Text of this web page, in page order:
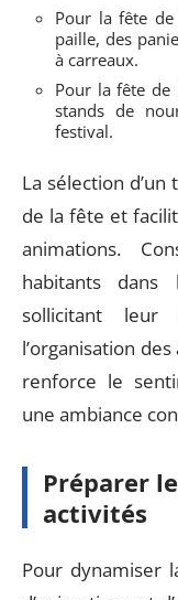
Pour la fête
paille, des
à carreaux.
Pour la fête de
stands de
festival.
La sélection
de la fête et
animations.
habitants dans
sollicitant
l’organisation
renforce le
une ambiance
Préparer
activités
Pour dynamiser